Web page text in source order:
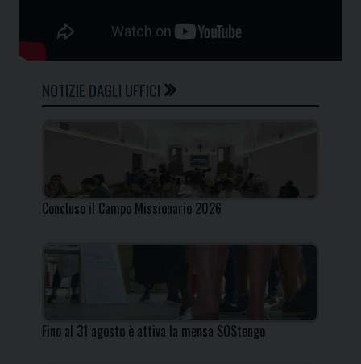
NOTIZIE DAGLI UFFICI
Concluso il Campo Missionario 2026
Fino al 31 agosto è attiva la mensa SOStengo